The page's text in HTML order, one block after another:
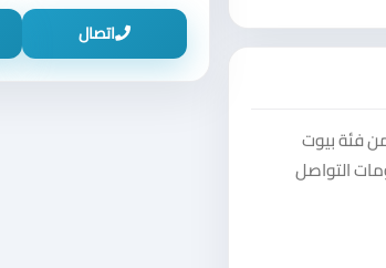
فئة بيوت
التواصل
اتصال